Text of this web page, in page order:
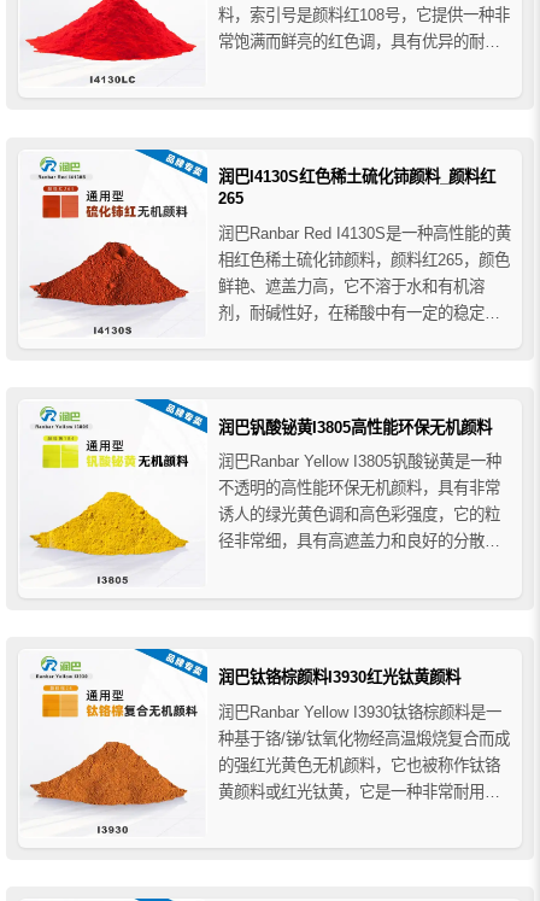
料，索引号是颜料红108号，它提供一种非
常饱满而鲜亮的红色调，​具有优异的耐晒
不迁移、不渗色、易分散、耐高温等特
润巴I4130S红色稀土硫化铈颜料_颜料红
265
润巴Ranbar Red I4130S是一种高性能的黄
相红色稀土硫化铈颜料，颜料红265，颜色
鲜艳、遮盖力高，它不溶于水和有机溶
剂，耐碱性好，在稀酸中有一定的稳定
钢门窗、尼龙、氟碳涂料、粉末涂料、卷
润巴钒酸铋黄I3805高性能环保无机颜料
润巴Ranbar Yellow I3805钒酸铋黄是一种
不透明的高性能环保无机颜料，具有非常
诱人的绿光黄色调和高色彩强度，它的粒
径非常细，具有高遮盖力和良好的分散
含重金属，是各种高性能应用中替代绿黄
料，广泛...
润巴钛铬棕颜料I3930红光钛黄颜料
润巴Ranbar Yellow I3930钛铬棕颜料是一
种基于铬/锑/钛氧化物经高温煅烧复合而成
的强红光黄色无机颜料，它也被称作钛铬
黄颜料或红光钛黄，它是一种非常耐用的
定性、耐化学稳定性和户外耐光耐久性，